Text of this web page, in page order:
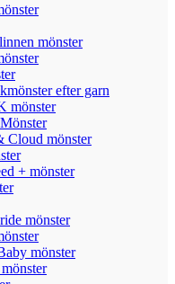
mönster
efter garn
mönster
Cloud mönster
+ mönster
mönster
mönster